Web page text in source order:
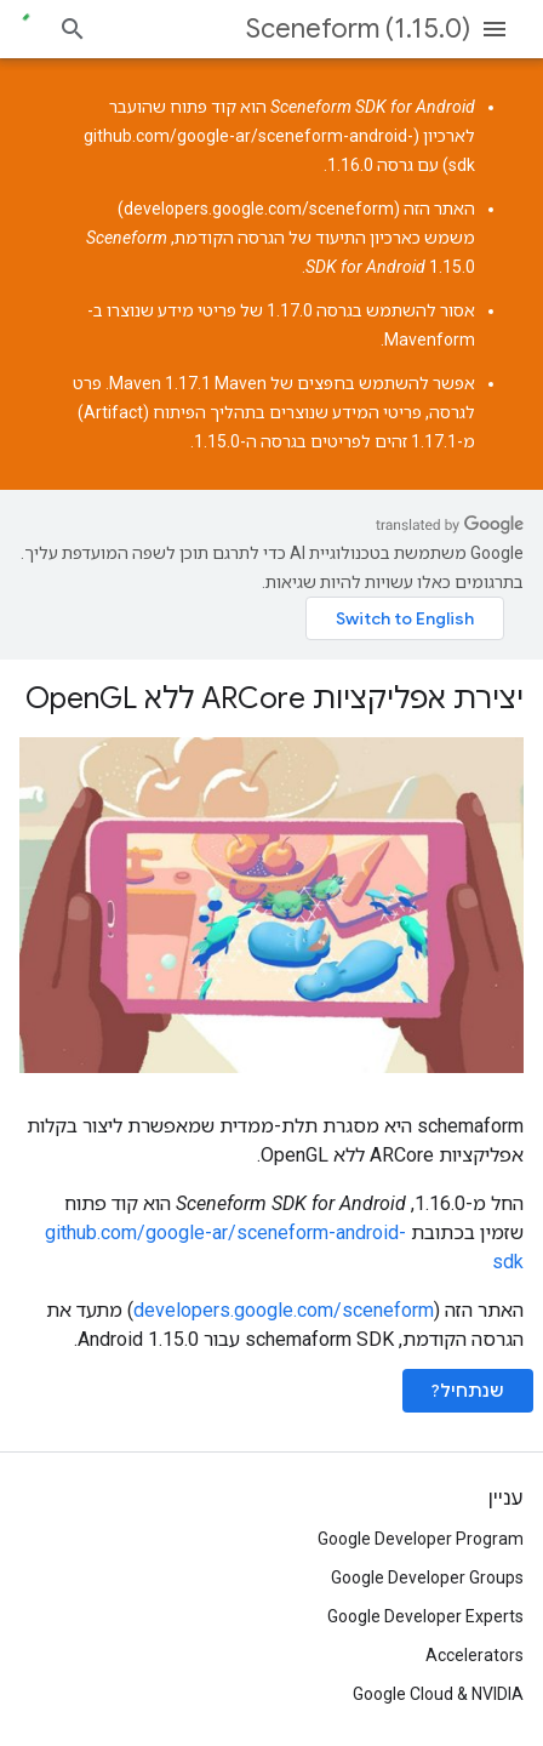
Sceneform (1.15.0)
Sceneform SDK for Android הוא קוד פתוח שהועבר
לארכיון (github.com/google-ar/sceneform-android-
sdk) עם גרסה 1.16.0.
האתר הזה (developers.google.com/sceneform
)
משמש כארכיון התיעוד של הגרסה הקודמת, Sceneform
SDK for Android 1.15.0.
אסור להשתמש בגרסה 1.17.0 של
פריטי מידע שנוצרו ב-
Mavenform
אפשר להשתמש בחפצים של Maven 1.17.1 Maven. פרט
לגרסה, פריטי המידע שנוצרים בתהליך הפיתוח (Artifact)
מ-1.17.1 זהים לפריטים בגרסה ה-1.15.0.
‫Google משתמשת בטכנולוגיית AI כדי לתרגם תוכן לשפה המועדפת עליך.
בתרגומים כאלו עשויות להיות שגיאות.
יצירת אפליקציות ARCore ללא OpenGL
schemaform היא מסגרת תלת-ממדית שמאפשרת ליצור בקלות
אפליקציות ARCore ללא OpenGL.
החל מ-1.16.0, Sceneform SDK for Android הוא קוד פתוח
שזמין בכתובת github.com/google-ar/sceneform-android-
sdk
האתר הזה (developers.google.com/sceneform) מתעד את
הגרסה הקודמת, schemaform SDK עבור Android 1.15.0.
שנתחיל?
עניין
Google Developer Program
Google Developer Groups
Google Developer Experts
Accelerators
Google Cloud & NVIDIA